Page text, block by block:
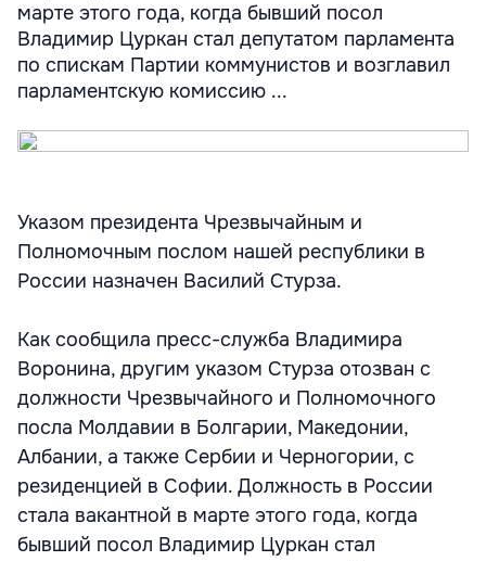
марте этого года, когда бывший посол
Владимир Цуркан стал депутатом парламента
по спискам Партии коммунистов и возглавил
парламентскую комиссию ...
Указом президента Чрезвычайным и
Полномочным послом нашей республики в
России назначен Василий Стурза.
Как сообщила пресс-служба Владимира
Воронина, другим указом Стурза отозван с
должности Чрезвычайного и Полномочного
посла Молдавии в Болгарии, Македонии,
Албании, а также Сербии и Черногории, с
резиденцией в Софии. Должность в России
стала вакантной в марте этого года, когда
бывший посол Владимир Цуркан стал